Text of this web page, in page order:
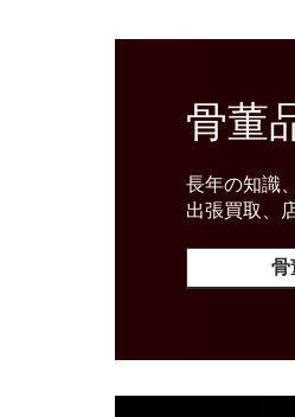
骨董
長年の知識
出張買取、
骨